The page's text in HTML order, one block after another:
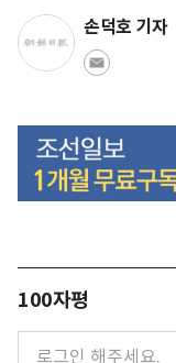
손덕호 기자
100자평